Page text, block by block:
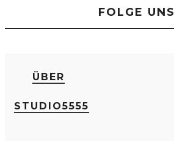
FOLGE UNS
ÜBER
STUDIO5555